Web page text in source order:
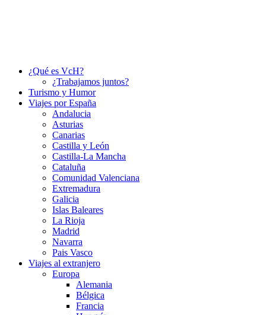
¿Qué es VcH?
¿Trabajamos juntos?
Turismo y Humor
Viajes por España
Andalucia
Asturias
Canarias
Castilla y León
Castilla-La Mancha
Cataluña
Comunidad Valenciana
Extremadura
Galicia
Islas Baleares
La Rioja
Madrid
Navarra
Pais Vasco
Viajes al extranjero
Europa
Alemania
Bélgica
Francia